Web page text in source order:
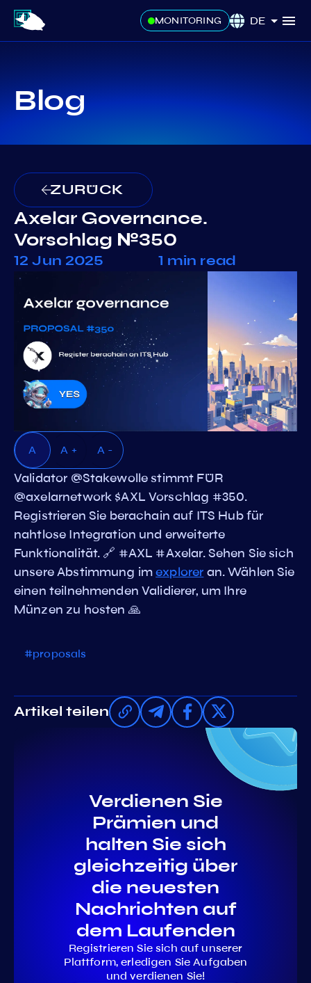
MONITORING DE
Blog
ZURÜCK
Axelar Governance.
Vorschlag №350
12 Jun 2025 1 min read
A A + A -
Validator @Stakewolle stimmt FÜR
@axelarnetwork $AXL Vorschlag #350.
Registrieren Sie berachain auf ITS Hub für
nahtlose Integration und erweiterte
Funktionalität. 🔗 #AXL #Axelar. Sehen Sie sich
unsere Abstimmung imexplorer an. Wählen Sie
einen teilnehmenden Validierer, um Ihre
Münzen zu hosten 🙏
#proposals
Artikel teilen
Verdienen Sie
Prämien und
halten Sie sich
gleichzeitig über
die neuesten
Nachrichten auf
dem Laufenden
Registrieren Sie sich auf unserer
Plattform, erledigen Sie Aufgaben
und verdienen Sie!